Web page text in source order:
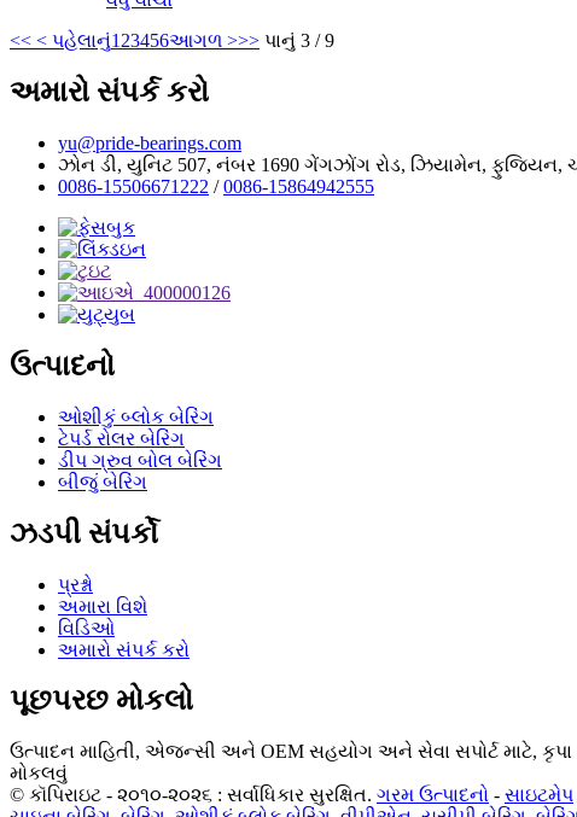
<< < પહેલાનું1 23456આગળ >>> પાનું 3 / 9
અમારો સંપર્ક કરો
yu@pride-bearings.com
ઝોન ડી, યુનિટ 507, નંબર 1690 ગેંગઝોંગ રોડ, ઝિયામેન, ફુજિયન,
0086-15506671222 /0086-15864942555
ઉત્પાદનો
ઓશીકું બ્લોક બેરિંગ
ટેપર્ડ રોલર બેરિંગ
ડીપ ગ્રુવ બોલ બેરિંગ
બીજું બેરિંગ
ઝડપી સંપર્કો
પ્રશ્નો
અમારા વિશે
વિડિઓ
અમારો સંપર્ક કરો
પૂછપરછ મોકલો
ઉત્પાદન માહિતી, એજન્સી અને OEM સહયોગ અને સેવા સપોર્ટ માટે, કૃપા
મોકલવું
© કૉપિરાઇટ - ૨૦૧૦-૨૦૨૬ : સર્વાધિકાર સુરક્ષિત. ગરમ ઉત્પાદનો - સાઇટમેપ